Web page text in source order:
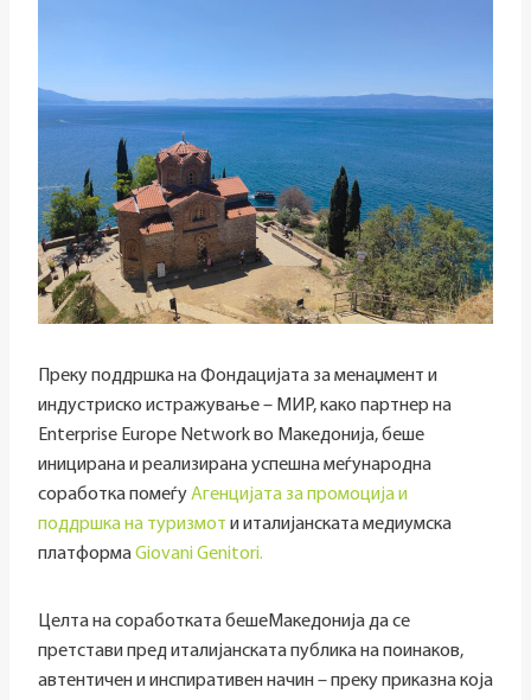
Преку поддршка на Фондацијата за менаџмент и
индустриско истражување – МИР, како партнер на
Enterprise Europe Network во Македонија, беше
иницирана и реализирана успешна меѓународна
соработка помеѓуАгенцијата за промоција и
поддршка на туризмот и италијанската медиумска
платформаGiovani Genitori.
Целта на соработката бешеМакедонија да се
претстави пред италијанската публика на поинаков,
автентичен и инспиративен начин – преку приказна која